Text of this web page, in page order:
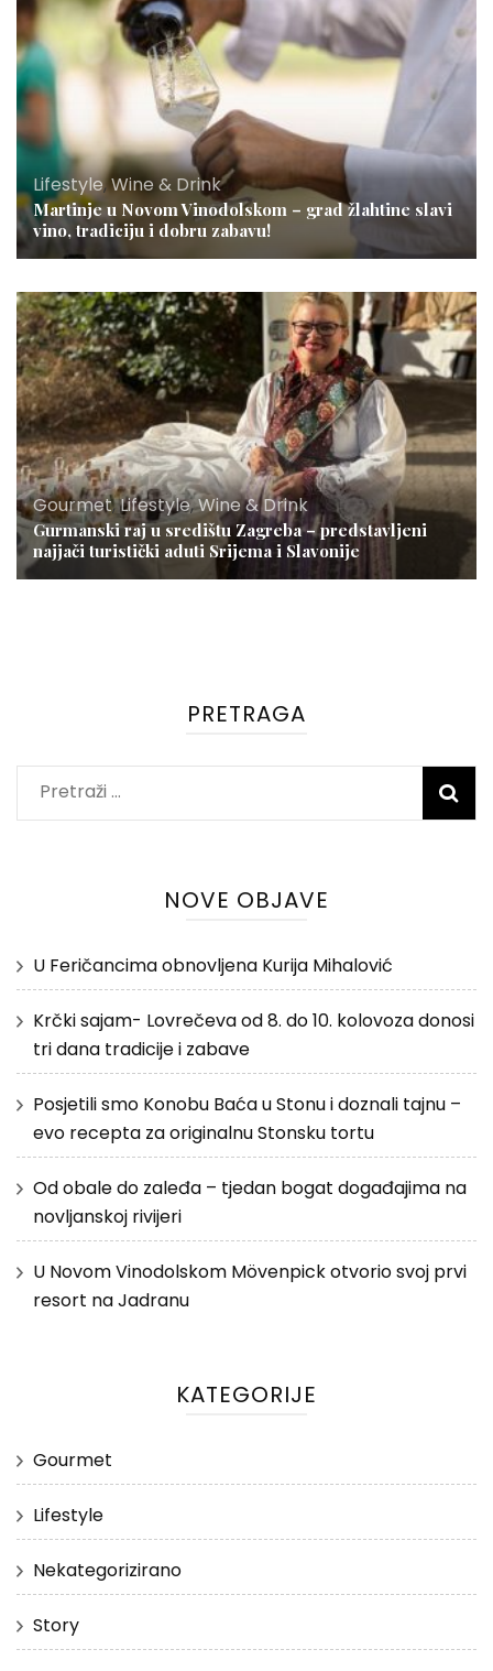
Lifestyle,Wine & Drink
Martinje u Novom Vinodolskom – grad žlahtine slavi
vino, tradiciju i dobru zabavu!
Gourmet,Lifestyle,Wine & Drink
Gurmanski raj u središtu Zagreba – predstavljeni
najjači turistički aduti Srijema i Slavonije
PRETRAGA
Pretraži:
NOVE OBJAVE
U Feričancima obnovljena Kurija Mihalović
Krčki sajam- Lovrečeva od 8. do 10. kolovoza donosi
tri dana tradicije i zabave
Posjetili smo Konobu Baća u Stonu i doznali tajnu –
evo recepta za originalnu Stonsku tortu
Od obale do zaleđa – tjedan bogat događajima na
novljanskoj rivijeri
U Novom Vinodolskom Mövenpick otvorio svoj prvi
resort na Jadranu
KATEGORIJE
Gourmet
Lifestyle
Nekategorizirano
Story